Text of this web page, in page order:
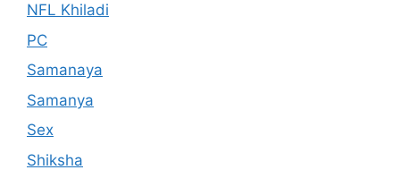
NFL Khiladi
PC
Samanaya
Samanya
Sex
Shiksha